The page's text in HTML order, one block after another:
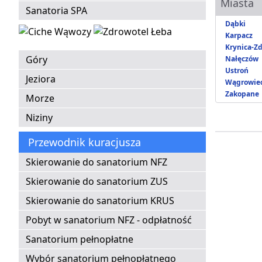
Sanatoria SPA
Góry
Jeziora
Morze
Niziny
Przewodnik kuracjusza
Skierowanie do sanatorium NFZ
Skierowanie do sanatorium ZUS
Skierowanie do sanatorium KRUS
Pobyt w sanatorium NFZ - odpłatność
Sanatorium pełnopłatne
Wybór sanatorium pełnopłatnego
Miasta
Dąbki
Karpacz
Krynica-
Nałęczów
Ustroń
Zakopane